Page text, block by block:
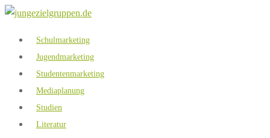
Zum
springen
Schulmarketing
Jugendmarketing
Studentenmarketing
Mediaplanung
Studien
Literatur